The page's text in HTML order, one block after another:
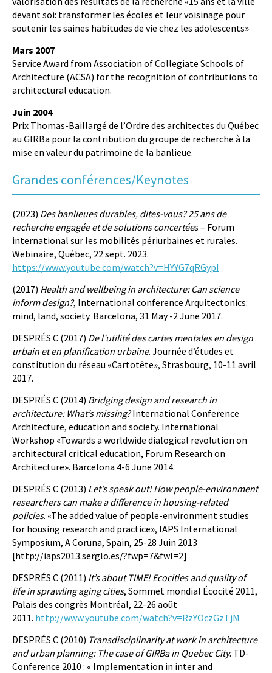
devant soi: transformer les écoles et leur voisinage pour
soutenir les saines habitudes de vie chez les adolescents»
Mars 2007
Service Award from Association of Collegiate Schools of
Architecture (ACSA) for the recognition of contributions to
architectural education.
Juin 2004
Prix Thomas-Baillargé de l’Ordre des architectes du Québec
au GIRBa pour la contribution du groupe de recherche à la
mise en valeur du patrimoine de la banlieue.
Grandes conférences/Keynotes
(2023) Des banlieues durables, dites-vous? 25 ans de
recherche engagée et de solutions concertées – Forum
international sur les mobilités périurbaines et rurales.
Webinaire, Québec, 22 sept. 2023.
https://www.youtube.com/watch?v=HYYG7qRGypI
(2017) Health and wellbeing in architecture: Can science
inform design?, International conference Arquitectonics:
mind, land, society. Barcelona, 31 May -2 June 2017.
DESPRÉS C (2017) De l’utilité des cartes mentales en design
urbain et en planification urbaine. Journée d’études et
constitution du réseau «Cartotête», Strasbourg, 10-11 avril
2017.
DESPRÉS C (2014) Bridging design and research in
architecture: What’s missing?International Conference
Architecture, education and society. International
Workshop «Towards a worldwide dialogical revolution on
architectural critical education, Forum Research on
Architecture». Barcelona 4-6 June 2014.
DESPRÉS C (2013) Let’s speak out! How people-environment
researchers can make a difference in housing-related
policies. «The added value of people-environment studies
for housing research and practice», IAPS International
Symposium, A Coruna, Spain, 25-28 Juin 2013
[http://iaps2013.serglo.es/?fwp=7&fwl=2]
DESPRÉS C (2011) It’s about TIME! Ecocities and quality of
life in sprawling aging cities, Sommet mondial Écocité 2011,
Palais des congrès Montréal, 22-26 août
2011. http://www.youtube.com/watch?v=RzYOczGzTjM
DESPRÉS C (2010) Transdisciplinarity at work in architecture
and urban planning: The case of GIRBa in Quebec City. TD-
Conference 2010 : « Implementation in inter and